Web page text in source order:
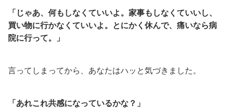
「じゃあ、何もしなくていいよ。家事もしなくていいし、
買い物に行かなくていいよ。とにかく休んで、痛いなら病
院に行って。」
言ってしまってから、あなたはハッと気づきました。
「あれこれ共感になっているかな？」